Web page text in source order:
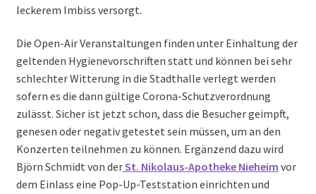
leckerem Imbiss versorgt.
Die Open-Air Veranstaltungen finden unter Einhaltung der
geltenden Hygienevorschriften statt und können bei sehr
schlechter Witterung in die Stadthalle verlegt werden
sofern es die dann gültige Corona-Schutzverordnung
zulässt. Sicher ist jetzt schon, dass die Besucher geimpft,
genesen oder negativ getestet sein müssen, um an den
Konzerten teilnehmen zu können. Ergänzend dazu wird
Björn Schmidt von derSt. Nikolaus-Apotheke Nieheim vor
dem Einlass eine Pop-Up-Teststation einrichten und